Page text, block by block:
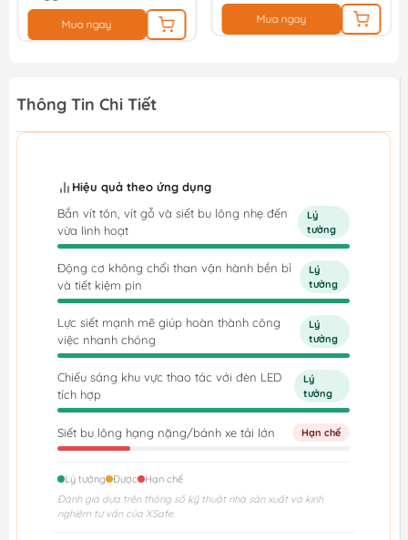
Mua ngay Mua ngay
Thông Tin Chi Tiết
Hiệu quả theo ứng dụng
Bắn vít tôn, vít gỗ và siết bu lông nhẹ đến
vừa linh hoạt
Lý
tưởng
Động cơ không chổi than vận hành bền bỉ
và tiết kiệm pin
Lý
tưởng
Lực siết mạnh mẽ giúp hoàn thành công
việc nhanh chóng
Lý
tưởng
Chiếu sáng khu vực thao tác với đèn LED
tích hợp
Lý
tưởng
Siết bu lông hạng nặng/bánh xe tải lớn Hạn chế
Lý tưởng Được
Hạn chế
Đánh giá dựa trên thông số kỹ thuật nhà sản xuất và kinh
nghiệm tư vấn của XSafe.